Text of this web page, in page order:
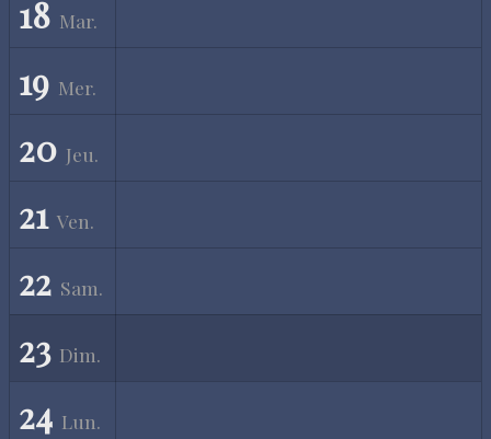
18 Mar.
19 Mer.
20 Jeu.
21 Ven.
22 Sam.
23 Dim.
24 Lun.